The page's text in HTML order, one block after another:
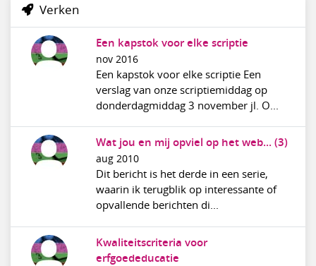
Verken
Een kapstok voor elke scriptie
nov 2016
Een kapstok voor elke scriptie Een
verslag van onze scriptiemiddag op
donderdagmiddag 3 november jl. O...
Wat jou en mij opviel op het web... (3)
aug 2010
Dit bericht is het derde in een serie,
waarin ik terugblik op interessante of
opvallende berichten di...
Kwaliteitscriteria voor
erfgoededucatie